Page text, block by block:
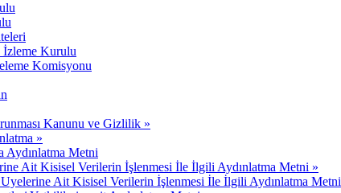
Kurulu
Komisyonu
Kanunu ve Gizlilik »
»
Aydınlatma Metni
Ait Kisisel Verilerin İşlenmesi İle İlgili Aydınlatma Metni »
Ait Kisisel Verilerin İşlenmesi İle İlgili Aydınlatma Metni